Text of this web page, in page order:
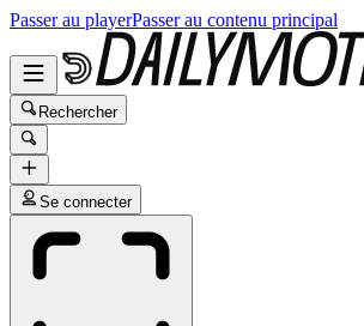
Passer au playerPasser au contenu principal
Rechercher
Se connecter